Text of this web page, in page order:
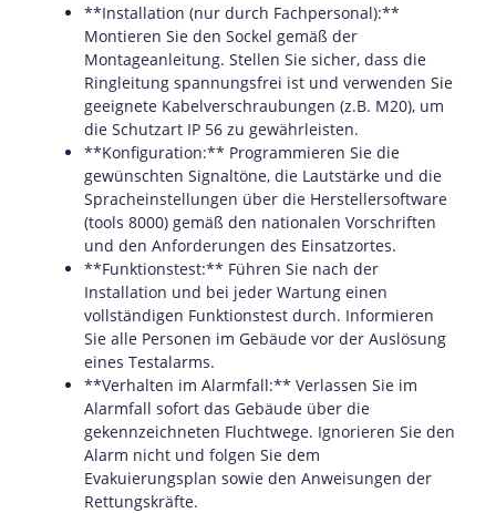
**Installation (nur durch Fachpersonal):**
Montieren Sie den Sockel gemäß der
Montageanleitung. Stellen Sie sicher, dass die
Ringleitung spannungsfrei ist und verwenden Sie
geeignete Kabelverschraubungen (z.B. M20), um
die Schutzart IP 56 zu gewährleisten.
**Konfiguration:** Programmieren Sie die
gewünschten Signaltöne, die Lautstärke und die
Spracheinstellungen über die Herstellersoftware
(tools 8000) gemäß den nationalen Vorschriften
und den Anforderungen des Einsatzortes.
**Funktionstest:** Führen Sie nach der
Installation und bei jeder Wartung einen
vollständigen Funktionstest durch. Informieren
Sie alle Personen im Gebäude vor der Auslösung
eines Testalarms.
**Verhalten im Alarmfall:** Verlassen Sie im
Alarmfall sofort das Gebäude über die
gekennzeichneten Fluchtwege. Ignorieren Sie den
Alarm nicht und folgen Sie dem
Evakuierungsplan sowie den Anweisungen der
Rettungskräfte.